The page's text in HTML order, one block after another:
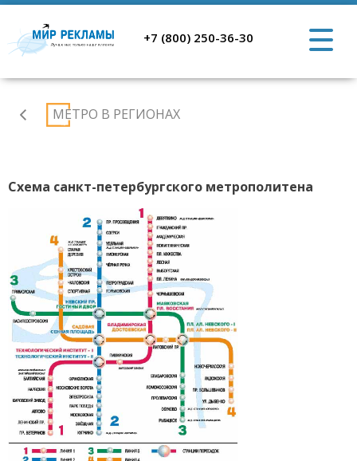
+7 (800) 250-36-30
РекламаМЕТРО В РЕГИОНАХ
Схема санкт-петербургского метрополитена